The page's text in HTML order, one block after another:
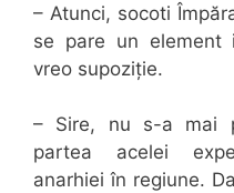
– Atunci, socoti
se pare un element
vreo supoziție.
– Sire, nu s-a mai
partea acelei
anarhiei în regiune.